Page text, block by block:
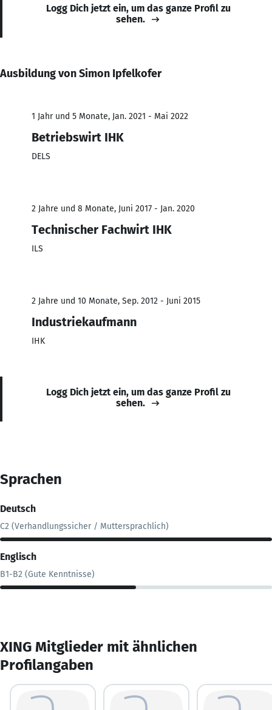
Logg Dich jetzt ein, um das ganze Profil zu
sehen.
Ausbildung von Simon Ipfelkofer
1 Jahr und 5 Monate, Jan. 2021 - Mai 2022
Betriebswirt IHK
DELS
2 Jahre und 8 Monate, Juni 2017 - Jan. 2020
Technischer Fachwirt IHK
ILS
2 Jahre und 10 Monate, Sep. 2012 - Juni 2015
Industriekaufmann
IHK
Logg Dich jetzt ein, um das ganze Profil zu
sehen.
Sprachen
Deutsch
C2 (Verhandlungssicher / Muttersprachlich)
Englisch
B1-B2 (Gute Kenntnisse)
XING Mitglieder mit ähnlichen
Profilangaben